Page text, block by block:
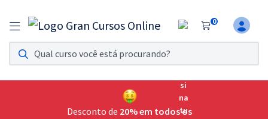
0
Assinatura Ilimitada 11
Acesso a todos os cursos. Teste grátis por 7 dias!
Assinatura OAB Até Passar
Acesso ilimitado a toda preparação para o Exame da
Desconto de 20% em todos os